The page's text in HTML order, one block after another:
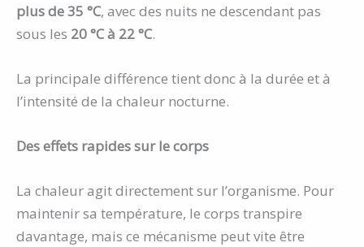
plus de 35 °C, avec des nuits ne descendant pas
sous les 20 °C à 22 °C.
La principale différence tient donc à la durée et à
l’intensité de la chaleur nocturne.
Des effets rapides sur le corps
La chaleur agit directement sur l’organisme. Pour
maintenir sa température, le corps transpire
davantage, mais ce mécanisme peut vite être